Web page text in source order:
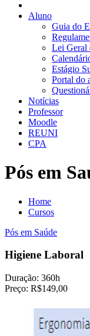
Aluno
Guia do
Lei Geral
Estágio
Portal do
Notícias
Professor
Moodle
REUNI
CPA
Pós em
Home
Cursos
Pós em Saúde
Higiene Laboral
Duração: 360h
Preço: R$149,00